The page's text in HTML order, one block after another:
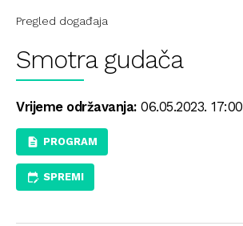
Pregled događaja
Smotra gudača
Vrijeme održavanja:06.05.2023. 17:00
PROGRAM
SPREMI